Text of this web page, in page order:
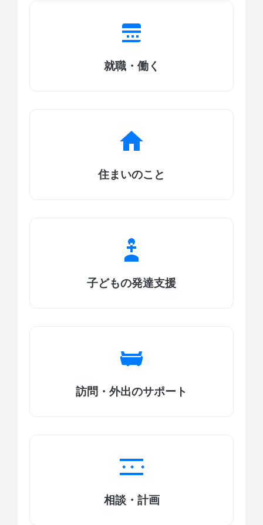
就職・働く
住まいのこと
子どもの発達支援
訪問・外出のサポート
相談・計画